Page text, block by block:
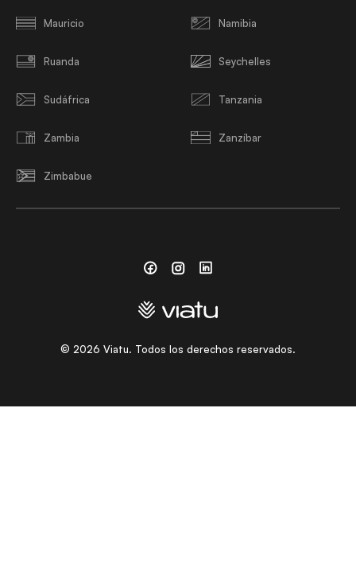
Mauricio Namibia
Ruanda Seychelles
Sudáfrica Tanzania
Zambia Zanzíbar
Zimbabue
© 2026 Viatu. Todos los derechos reservados.
FacebookInstagramLinkedin